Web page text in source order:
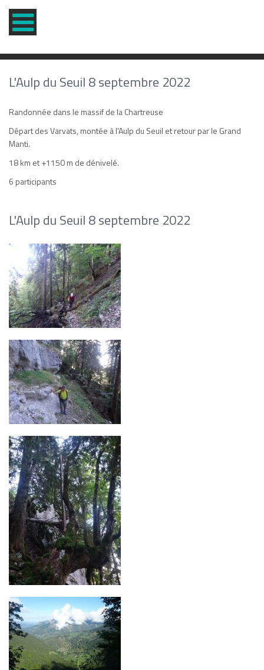
L'Aulp du Seuil 8 septembre 2022
Randonnée dans le massif de la Chartreuse
Départ des Varvats, montée à l'Aulp du Seuil et retour par le Grand
Manti.
18 km et +1150 m de dénivelé.
6 participants
L'Aulp du Seuil 8 septembre 2022